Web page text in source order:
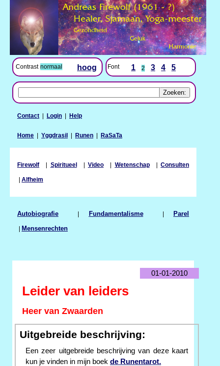
Contrast normaal hoog Font 1 2 3 4 5
Contact | Login | Help
Home | Yggdrasil | Runen | RaSaTa
Firewolf | Spiritueel| Video | Wetenschap| Consulten
| Alfheim
Autobiografie | Fundamentalisme| Parel
| Mensenrechten
01-01-2010
Leider van leiders
Heer van Zwaarden
Uitgebreide beschrijving:
Een zeer uitgebreide beschrijving van deze kaart
kun je vinden in mijn boek de Runentarot.